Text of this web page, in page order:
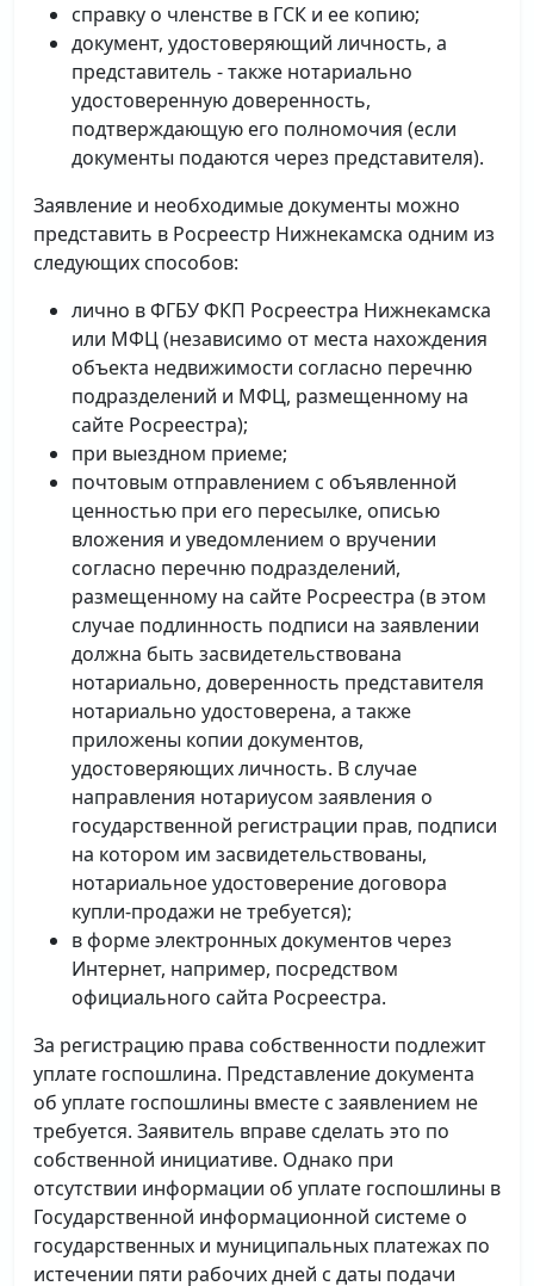
справку о членстве в ГСК и ее копию;
документ, удостоверяющий личность, а
представитель - также нотариально
удостоверенную доверенность,
подтверждающую его полномочия (если
документы подаются через представителя).
Заявление и необходимые документы можно
представить в Росреестр Нижнекамска одним из
следующих способов:
лично в ФГБУ ФКП Росреестра Нижнекамска
или МФЦ (независимо от места нахождения
объекта недвижимости согласно перечню
подразделений и МФЦ, размещенному на
сайте Росреестра);
при выездном приеме;
почтовым отправлением с объявленной
ценностью при его пересылке, описью
вложения и уведомлением о вручении
согласно перечню подразделений,
размещенному на сайте Росреестра (в этом
случае подлинность подписи на заявлении
должна быть засвидетельствована
нотариально, доверенность представителя
нотариально удостоверена, а также
приложены копии документов,
удостоверяющих личность. В случае
направления нотариусом заявления о
государственной регистрации прав, подписи
на котором им засвидетельствованы,
нотариальное удостоверение договора
купли-продажи не требуется);
в форме электронных документов через
Интернет, например, посредством
официального сайта Росреестра.
За регистрацию права собственности подлежит
уплате госпошлина. Представление документа
об уплате госпошлины вместе с заявлением не
требуется. Заявитель вправе сделать это по
собственной инициативе. Однако при
отсутствии информации об уплате госпошлины в
Государственной информационной системе о
государственных и муниципальных платежах по
истечении пяти рабочих дней с даты подачи